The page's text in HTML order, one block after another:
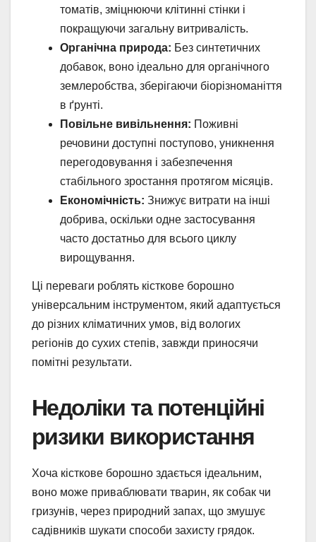
томатів, зміцнюючи клітинні стінки і
покращуючи загальну витривалість.
Органічна природа: Без синтетичних
добавок, воно ідеально для органічного
землеробства, зберігаючи біорізноманіття
в ґрунті.
Повільне вивільнення: Поживні
речовини доступні поступово, уникнення
перегодовування і забезпечення
стабільного зростання протягом місяців.
Економічність: Знижує витрати на інші
добрива, оскільки одне застосування
часто достатньо для всього циклу
вирощування.
Ці переваги роблять кісткове борошно
універсальним інструментом, який адаптується
до різних кліматичних умов, від вологих
регіонів до сухих степів, завжди приносячи
помітні результати.
Недоліки та потенційні
ризики використання
Хоча кісткове борошно здається ідеальним,
воно може приваблювати тварин, як собак чи
гризунів, через природний запах, що змушує
садівників шукати способи захисту грядок.